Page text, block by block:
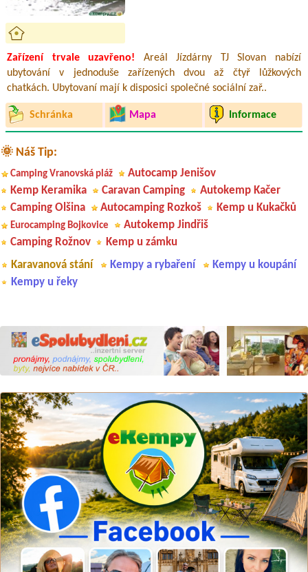
Zařízení trvale uzavřeno! Areál Jízdárny TJ Slovan nabízí
ubytování v jednoduše zařízených dvou až čtyř lůžkových
chatkách. Ubytovaní mají k disposici společné sociální zař..
Schránka Mapa Informace
🌞 Náš Tip:
Camping Vranovská pláž
Autocamp Jenišov
Kemp Keramika
Caravan Camping
Autokemp Kačer
Camping Olšina
Autocamping Rozkoš Kemp u Kukačků
Eurocamping Bojkovice
Autokemp Jindřiš
Camping Rožnov
Kemp u zámku
Karavanová stání
Kempy a rybaření
Kempy u koupání
Kempy u řeky